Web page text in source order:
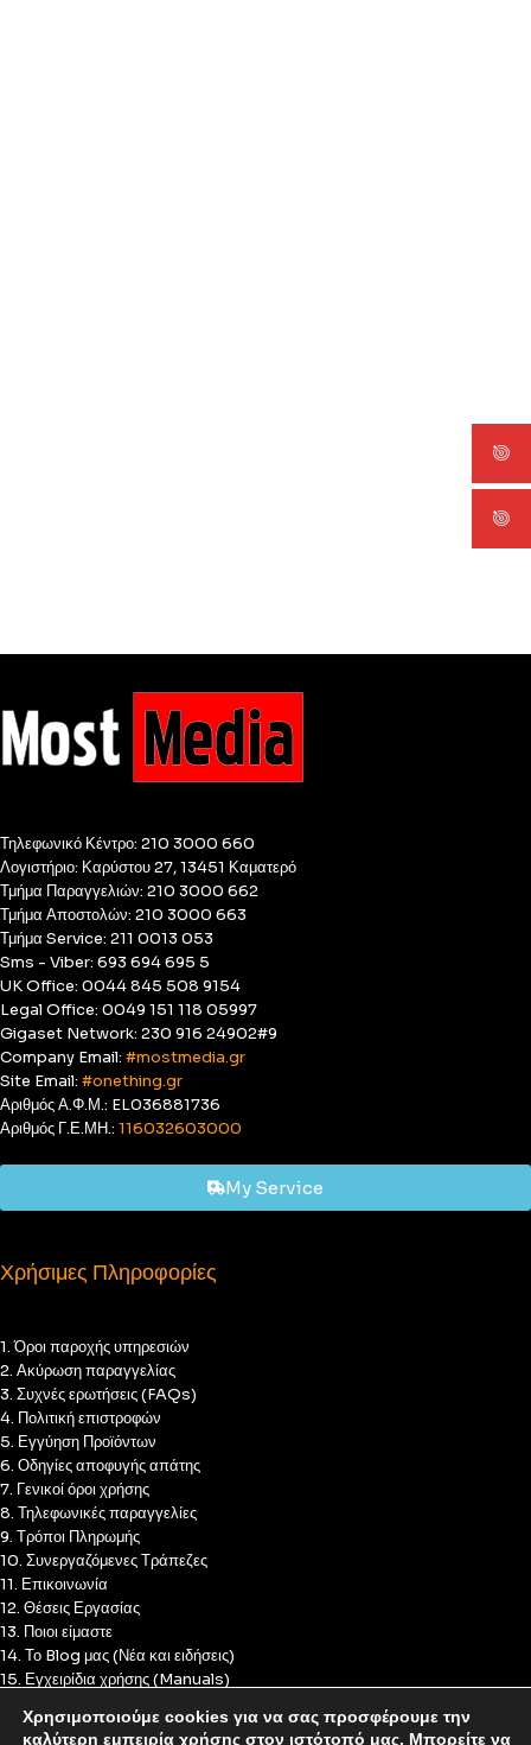
Τηλεφωνικό Κέντρο: 210 3000 660
Λογιστήριο: Καρύστου 27, 13451 Καματερό
Τμήμα Παραγγελιών: 210 3000 662
Τμήμα Αποστολών: 210 3000 663
Τμήμα Service: 211 0013 053
Sms - Viber: 693 694 695 5
UK Office: 0044 845 508 9154
Legal Office: 0049 151 118 05997
Gigaset Network: 230 916 24902#9
Company Email: #mostmedia.gr
Site Email: #onething.gr
Αριθμός Α.Φ.Μ.: EL036881736
Αριθμός Γ.Ε.ΜΗ.: 116032603000
My Service
Χρήσιμες Πληροφορίες
1. Όροι παροχής υπηρεσιών
2. Ακύρωση παραγγελίας
3. Συχνές ερωτήσεις (FAQs)
4. Πολιτική επιστροφών
5. Εγγύηση Προϊόντων
6. Οδηγίες αποφυγής απάτης
7. Γενικοί όροι χρήσης
8. Τηλεφωνικές παραγγελίες
9. Τρόποι Πληρωμής
10. Συνεργαζόμενες Τράπεζες
11. Επικοινωνία
12. Θέσεις Εργασίας
13. Ποιοι είμαστε
14. Το Blog μας (Νέα και ειδήσεις)
15. Εγχειρίδια χρήσης (Manuals)
17. Πολιτική Cookies
Χρησιμοποιούμε cookies για να σας προσφέρουμε την
καλύτερη εμπειρία χρήσης στον ιστότοπό μας. Μπορείτε να